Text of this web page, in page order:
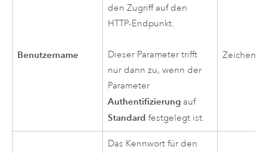
Benutzername
den Zugriff auf den
HTTP-Endpunkt.
Dieser Parameter trifft
nur dann zu, wenn der
Parameter
Authentifizierung auf
Standard festgelegt ist.
Das Kennwort für den